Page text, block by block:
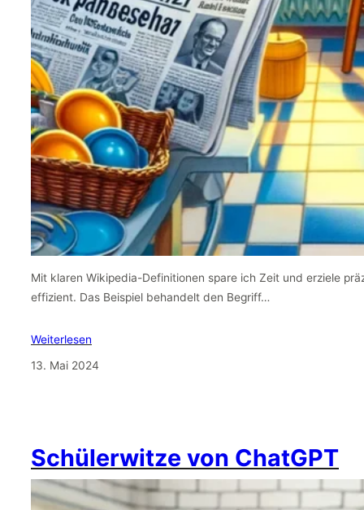
Mit klaren Wikipedia-Definitionen spare ich Zeit und erziele
effizient. Das Beispiel behandelt den Begriff…
Weiterlesen
13. Mai 2024
Schülerwitze von ChatGPT